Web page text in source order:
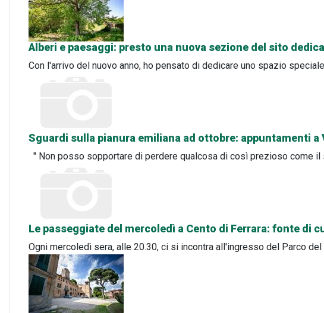
Alberi e paesaggi: presto una nuova sezione del sito
Con l'arrivo del nuovo anno, ho pensato di dedicare uno spazio
Sguardi sulla pianura emiliana ad ottobre: appuntamenti a
" Non posso sopportare di perdere qualcosa di così prezioso come il
Le passeggiate del mercoledì a Cento di Ferrara: fonte di
Ogni mercoledì sera, alle 20.30, ci si incontra all'ingresso del Parco